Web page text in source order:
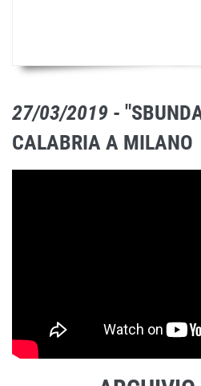
27/03/2019 -
CALABRIA A MILANO